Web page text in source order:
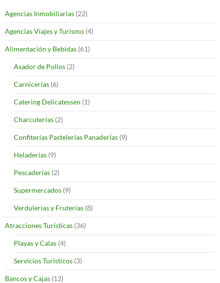
Agencias Inmobiliarias (22)
Agencias Viajes y Turismo (4)
Alimentación y Bebidas (61)
Asador de Pollos (2)
Carnicerías (6)
Catering Delicatessen (1)
Charcuterías (2)
Confiterías Pastelerías Panaderías (9)
Heladerías (9)
Pescaderías (2)
Supermercados (9)
Verdulerías y Fruterías (8)
Atracciones Turísticas (36)
Playas y Calas (4)
Servicios Turísticos (3)
Bancos y Cajas (12)